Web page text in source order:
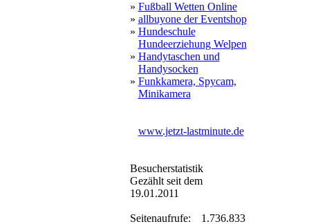
» Fußball Wetten Online
» allbuyone der Eventshop
» Hundeschule
Hundeerziehung Welpen
» Handytaschen und
Handysocken
» Funkkamera, Spycam,
Minikamera
www.jetzt-lastminute.de
Besucherstatistik
Gezählt seit dem
19.01.2011
Seitenaufrufe:
1.736.833